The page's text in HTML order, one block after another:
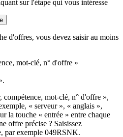
sur l'étape qui vous intéresse
d'offres, vous devez saisir au moins
mot-clé, n° d'offre »
compétence, mot-clé, n° d'offre »,
« serveur », « anglais »,
la touche « entrée » entre chaque
offre précise ? Saisissez
par exemple 049RSNK.